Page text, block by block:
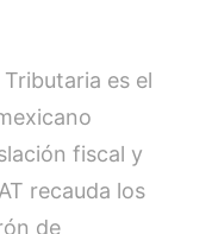
es el
fiscal y
recauda los
de